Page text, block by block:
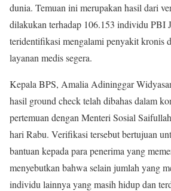
dunia. Temuan ini merupakan hasil dari
dilakukan terhadap 106.153 individu PBI
teridentifikasi mengalami penyakit kronis
layanan medis segera.
Kepala BPS, Amalia Adininggar
hasil ground check telah dibahas dalam
pertemuan dengan Menteri Sosial
hari Rabu. Verifikasi tersebut bertujuan
bantuan kepada para penerima yang
menyebutkan bahwa selain jumlah yang
individu lainnya yang masih hidup dan